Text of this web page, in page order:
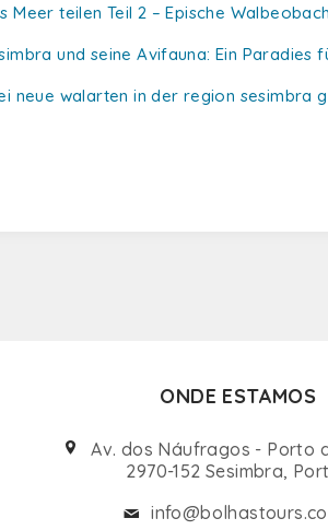
Meer teilen Teil 2 – Epische
und seine Avifauna: Ein Paradies
neue walarten in der region sesimbra
ONDE ESTAMOS
Av. dos Náufragos - Porto
2970-152 Sesimbra,